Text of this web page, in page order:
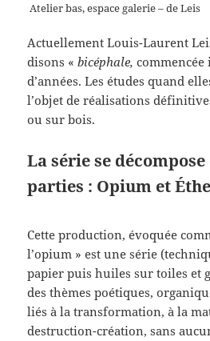
Atelier bas, espace galerie – de Leis
Actuellement Louis-Laurent
disons «bicéphale,
d’années. Les études quand
l’objet de réalisations
ou sur bois.
La série se
parties : Opium et
Cette production, évoquée
l’opium » est une série
papier puis huiles sur toiles et
des thèmes poétiques,
liés à la transformation, à la
destruction-création, sans